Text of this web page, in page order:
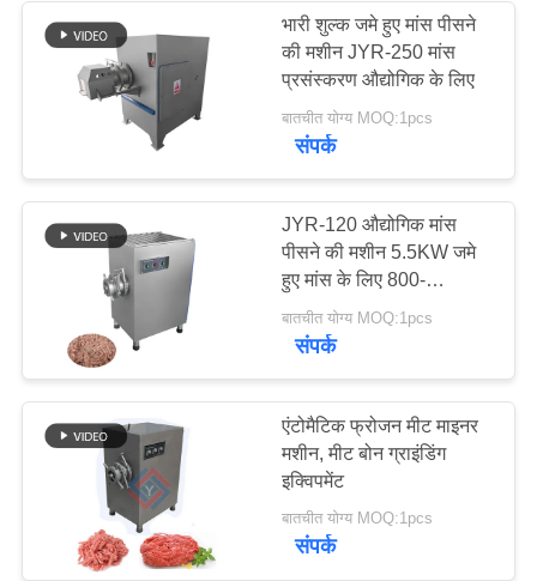
हमसे
समाचार
मामले
उद्धरण
मांगें
साइटमैप
मांस बैंड देखा
130
वैक्यूम गिलास मशीन
भारी शुल्क जमे हुए मांस पीसने
की मशीन JYR-250 मांस
प्रसंस्करण औद्योगिक के लिए
बातचीत योग्य MOQ:1pcs
संपर्क
JYR-120 औद्योगिक मांस
पीसने की मशीन 5.5KW जमे
हुए मांस के लिए 800-
1200KG/H
बातचीत योग्य MOQ:1pcs
संपर्क
एंटोमैटिक फ्रोजन मीट माइनर
मशीन, मीट बोन ग्राइंडिंग
इक्विपमेंट
बातचीत योग्य MOQ:1pcs
संपर्क